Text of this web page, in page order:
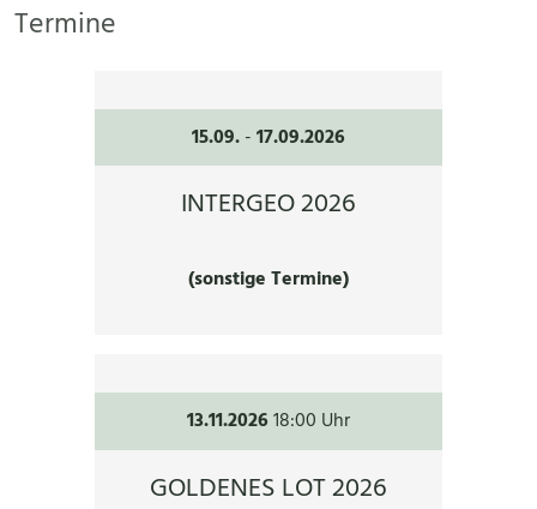
Termine
15.09.-17.09.2026
INTERGEO 2026
(sonstige Termine)
13.11.202618:00 Uhr
GOLDENES LOT 2026